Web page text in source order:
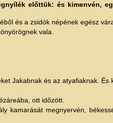
előttük: és kimenvén,
és a zsidók népének egész
vala.
Jakabnak és az atyafiaknak. És
ott időzött.
kamarását megnyervén,